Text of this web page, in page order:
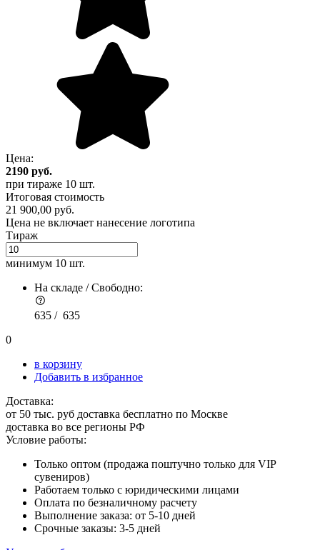
Цена:
2190 руб.
при тираже 10 шт.
Итоговая стоимость
21 900,00 руб.
Цена не включает нанесение логотипа
Тираж
минимум 10 шт.
На складе / Свободно:
635 / 635
0
в корзину
Добавить в избранное
Доставка:
от 50 тыс. руб доставка бесплатно по Москве
доставка во все регионы РФ
Условие работы:
Только оптом (продажа поштучно только для VIP
сувениров)
Работаем только с юридическими лицами
Оплата по безналичному расчету
Выполнение заказа: от 5-10 дней
Срочные заказы: 3-5 дней